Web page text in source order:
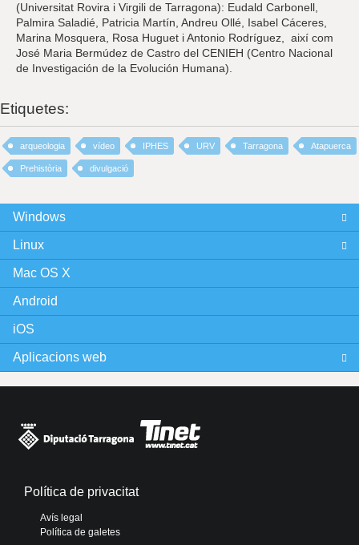
(Universitat Rovira i Virgili de Tarragona): Eudald Carbonell,
Palmira Saladié, Patricia Martín, Andreu Ollé, Isabel Cáceres,
Marina Mosquera, Rosa Huguet i Antonio Rodríguez, així com
José Maria Bermúdez de Castro del CENIEH (Centro Nacional
de Investigación de la Evolución Humana).
Etiquetes:
arqueologia vídeo IPHES URV Tarragona Atapuerca
Prehistòria divulgació
Windows
Linux
Mac OS X
Android
iOS
Aplicacions web
Política de privacitat
Avís legal
Política de galetes